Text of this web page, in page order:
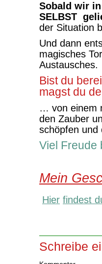
Sobald wir
SELBST
der Situation
Und dann
magisches
Austausches.
Bist du
magst du
… von einem
den Zauber
schöpfen und
Viel Freude
Mein
Hier findest
Schreibe